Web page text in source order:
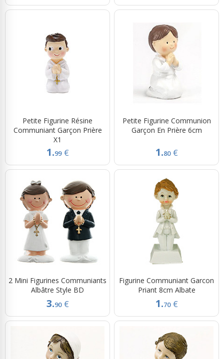
Petite Figurine Résine
Communiant Garçon Prière
X1
1.99 €
Petite Figurine Communion
Garçon En Prière 6cm
1.80 €
2 Mini Figurines Communiants
Albâtre Style BD
3.90 €
Figurine Communiant Garcon
Priant 8cm Albate
1.70 €